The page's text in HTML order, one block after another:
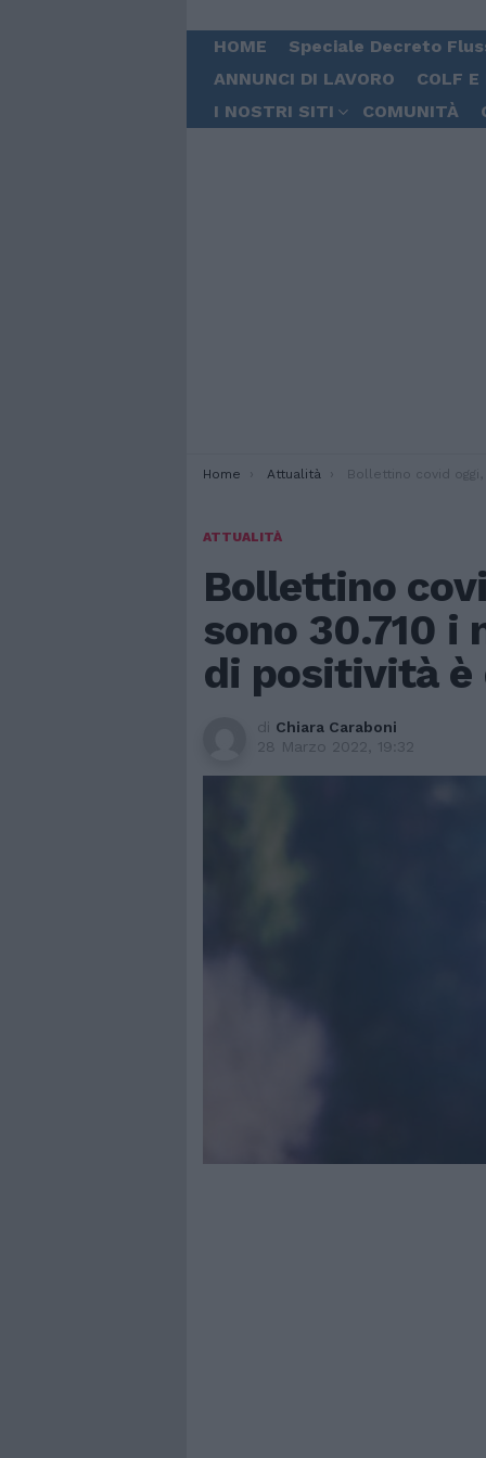
HOME Speciale Decreto
ANNUNCI DI LAVORO
COLF
I NOSTRI SITI
COMUNITÀ
You are here:
Home Attualità Bollettino covid oggi, 28 marzo: sono 30.710 i nuovi
ATTUALITÀ
Bollettino
sono 30.710 i
di positività è
di Chiara Caraboni
28 Marzo 2022, 19:32